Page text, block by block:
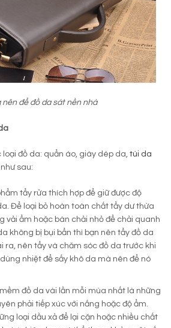
nên để đồ da sát nền nhà
đồ da: quẩn áo, giày dép da, túi da
như sau:
tẩy rửa thích hợp để giữ được độ
Để loại bỏ hoàn toàn chất tẩy dư thừa
vải ẩm hoặc bàn chải nhỏ để chải quanh
không bị bụi bẩn thì bạn nên tẩy đồ da
ra, nên tẩy và chăm sóc đồ da trước khi
nhiệt để sấy khô da mà nên để nó
đồ da vài lần mỗi mùa nhất là những
phải tiếp xúc với nắng hoặc độ ẩm.
loại dầu xả để lại cặn hoặc nhiều chất